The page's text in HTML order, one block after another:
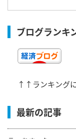
ブログランキ
↑↑ランキング
最新の記事